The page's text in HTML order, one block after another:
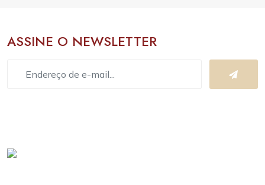
ASSINE O NEWSLETTER